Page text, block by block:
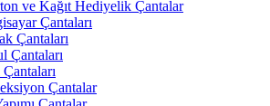
ve Kağıt Hediyelik Çantalar
Çantaları
Çantaları
Çantaları
Çantalar